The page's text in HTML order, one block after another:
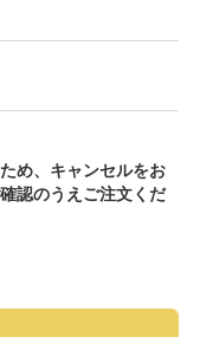
め、キャンセルをお
認のうえご注文くだ